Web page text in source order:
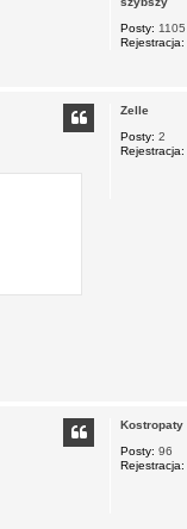
Posty: 1105
Rejestracja:
Zelle
Posty: 2
Rejestracja:
Kostropaty
Posty: 96
Rejestracja: